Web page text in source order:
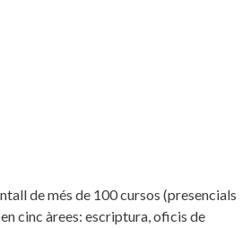
de més de 100 cursos (presencials
cinc àrees: escriptura, oficis de